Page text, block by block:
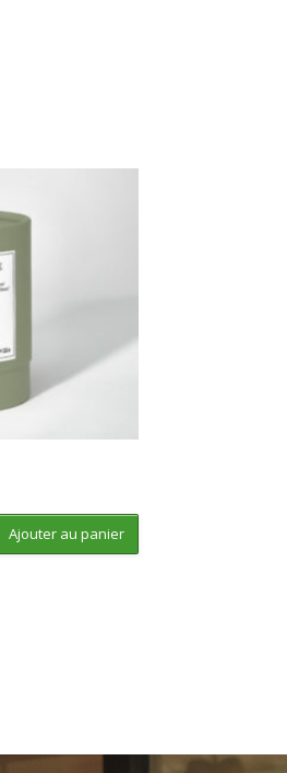
Ajouter au panier